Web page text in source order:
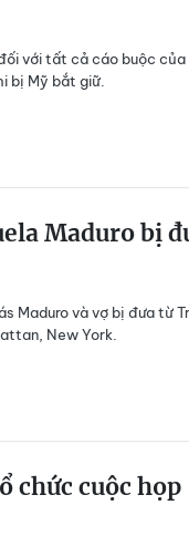
với tất cả cáo buộc của
bị Mỹ bắt giữ.
Maduro bị
Maduro và vợ bị đưa từ
New York.
chức cuộc họp